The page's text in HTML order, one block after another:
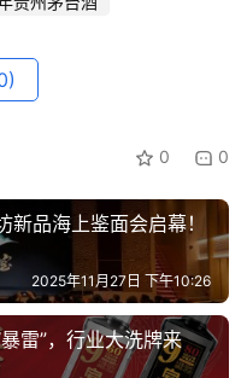
0 0
品海上鉴面会启幕！
2025年11月27日 下午10:26
雷”，行业大洗牌来